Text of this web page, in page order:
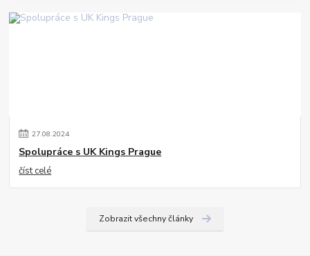
27.08.2024
Spolupráce s UK Kings Prague
číst celé
Zobrazit všechny články